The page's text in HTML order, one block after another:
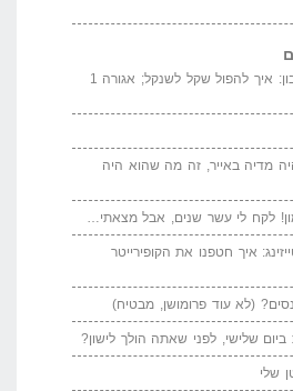
המדייה באייר הנבון: איך להפול שקל לשנקל; אגורה 1
מדיה באייר, זה מה שהוא היה
לקח לי עשר שנים, אבל מצאתי…
איך חטפנו את הקופירייטר
(לא עוד פרומושן, מבטיח)
שלישי, לפני שאתה הולך לישון?
שלי